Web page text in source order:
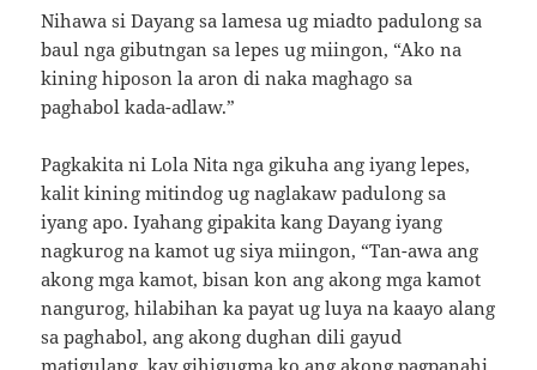
Nihawa si Dayang sa lamesa ug miadto padulong sa
baul nga gibutngan sa lepes ug miingon, “Ako na
kining hiposon la aron di naka maghago sa
paghabol kada-adlaw.”
Pagkakita ni Lola Nita nga gikuha ang iyang lepes,
kalit kining mitindog ug naglakaw padulong sa
iyang apo. Iyahang gipakita kang Dayang iyang
nagkurog na kamot ug siya miingon, “Tan-awa ang
akong mga kamot, bisan kon ang akong mga kamot
nangurog, hilabihan ka payat ug luya na kaayo alang
sa paghabol, ang akong dughan dili gayud